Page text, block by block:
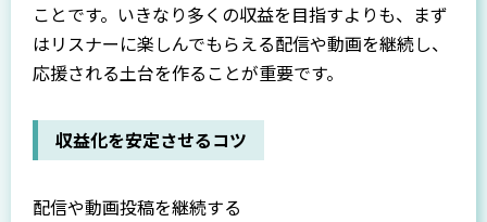
ことです。いきなり多くの収益を目指すよりも、まず
はリスナーに楽しんでもらえる配信や動画を継続し、
応援される土台を作ることが重要です。
収益化を安定させるコツ
配信や動画投稿を継続する